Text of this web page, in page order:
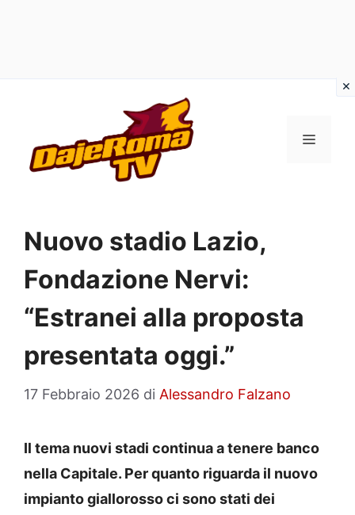
contenuto
MENU
Nuovo stadio Lazio,
Fondazione Nervi:
“Estranei alla proposta
presentata oggi.”
17 Febbraio 2026 di Alessandro Falzano
Il tema nuovi stadi continua a tenere banco
nella Capitale. Per quanto riguarda il nuovo
impianto giallorosso ci sono stati dei